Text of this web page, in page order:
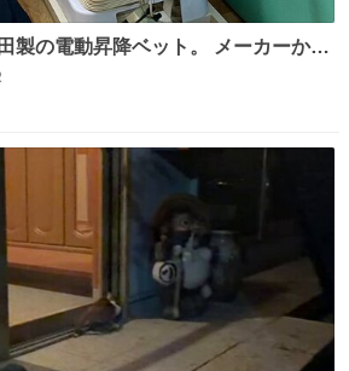
動昇降ベット。 メーカーから
に85歳の父が治しま
している横で、